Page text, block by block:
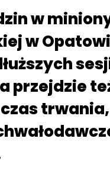
w
w
przejdzie